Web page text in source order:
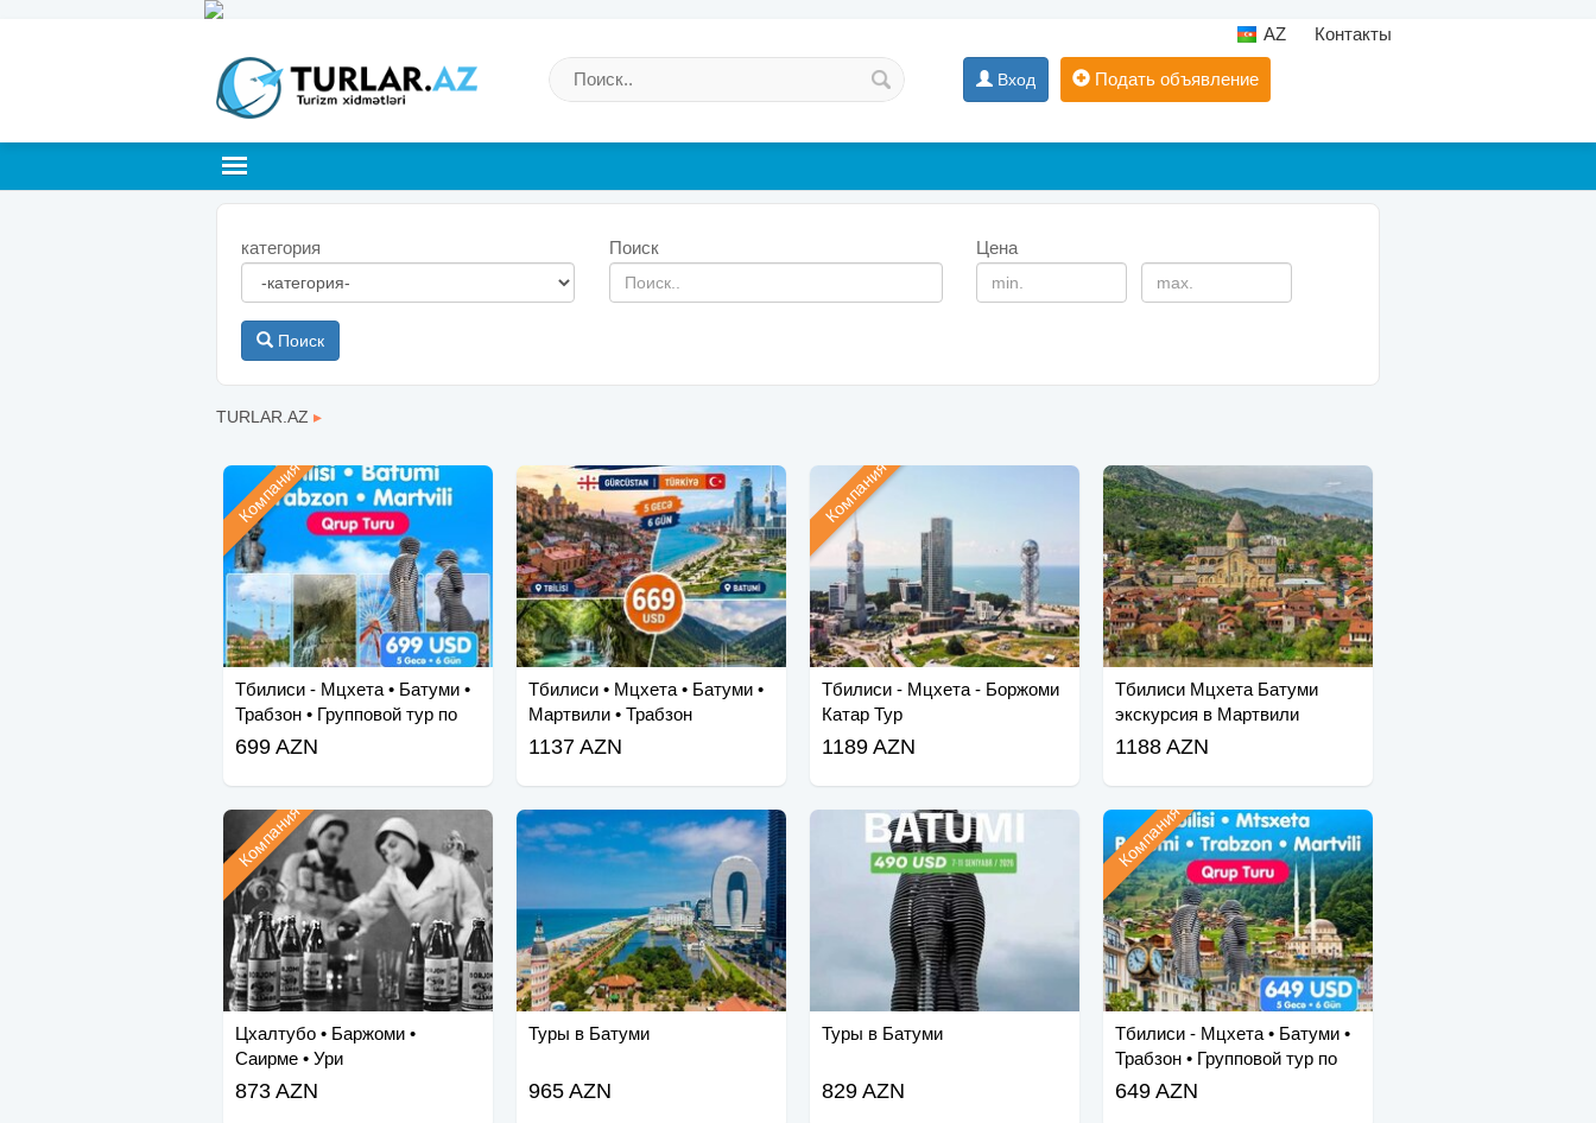
AZ Контакты
Вход Подать объявление
категория Поиск Цена
Поиск
TURLAR.AZ ▸
Тбилиси - Мцхета • Батуми •
Трабзон • Групповой тур по
Мартвили
Компания
699 AZN
Тбилиси • Мцхета • Батуми •
Мартвили • Трабзон
1137 AZN
Тбилиси - Мцхета - Боржоми
Катар Тур
Компания
1189 AZN
Тбилиси Мцхета Батуми
экскурсия в Мартвили
1188 AZN
Цхалтубо • Баржоми •
Саирме • Ури
Компания
873 AZN
Туры в Батуми
965 AZN
Туры в Батуми
829 AZN
Тбилиси - Мцхета • Батуми •
Трабзон • Групповой тур по
Мартвили
Компания
649 AZN